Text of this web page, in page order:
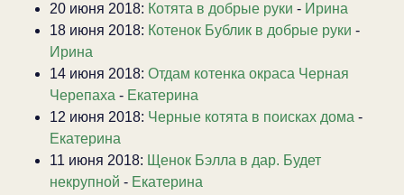
20 июня 2018: Котята в добрые руки - Ирина
18 июня 2018: Котенок Бублик в добрые руки -
Ирина
14 июня 2018: Отдам котенка окраса Черная
Черепаха - Екатерина
12 июня 2018: Черные котята в поисках дома -
Екатерина
11 июня 2018: Щенок Бэлла в дар. Будет
некрупной - Екатерина